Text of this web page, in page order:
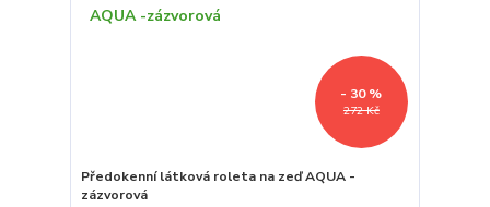
272 Kč
- 30 %
Předokenní látková roleta na zeď AQUA -
zázvorová